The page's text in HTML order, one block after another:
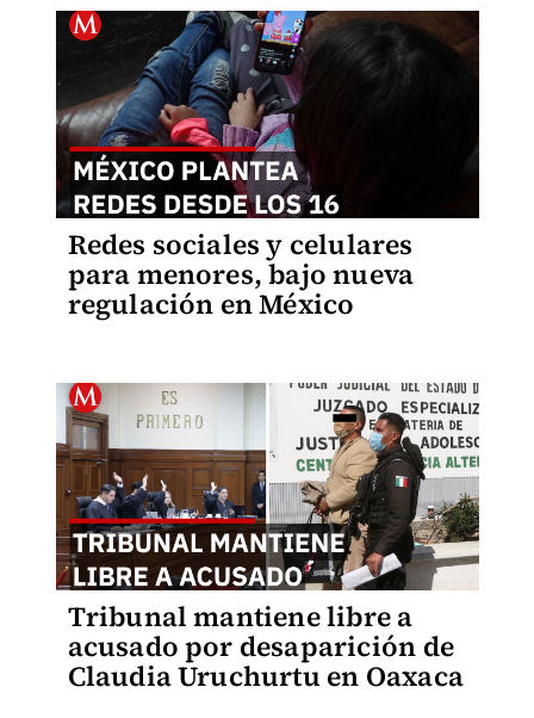
Redes sociales y celulares
para menores, bajo nueva
regulación en México
Tribunal mantiene libre a
acusado por desaparición de
Claudia Uruchurtu en Oaxaca